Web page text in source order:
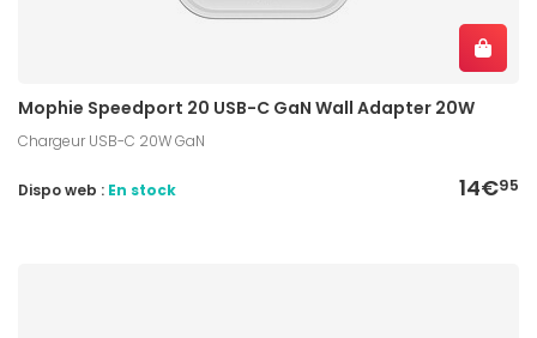
Mophie Speedport 20 USB-C GaN Wall Adapter 20W
Chargeur USB-C 20W GaN
14€95
Dispo web : En stock